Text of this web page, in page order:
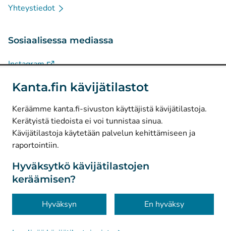
Kanta.fin kävijätilastot
Keräämme kanta.fi-sivuston käyttäjistä kävijätilastoja.
Kerätyistä tiedoista ei voi tunnistaa sinua.
Kävijätilastoja käytetään palvelun kehittämiseen ja
raportointiin.
Hyväksytkö kävijätilastojen
keräämisen?
Hyväksyn En hyväksy
Yhteystiedot
Sosiaalisessa mediassa
Instagram(Avautuu uuteen välilehteen)
Facebook(Avautuu uuteen välilehteen)
© Kanta-Palvelut, Kansaneläkelaitos
Tietosuoja
Tietoa sivustosta
Saavutettavuus
Evästeet